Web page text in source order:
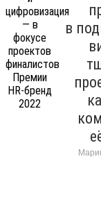
в